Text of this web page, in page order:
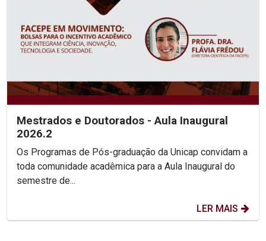
Mestrados e Doutorados - Aula Inaugural
2026.2
Os Programas de Pós-graduação da Unicap convidam a
toda comunidade acadêmica para a Aula Inaugural do
semestre de...
LER MAIS